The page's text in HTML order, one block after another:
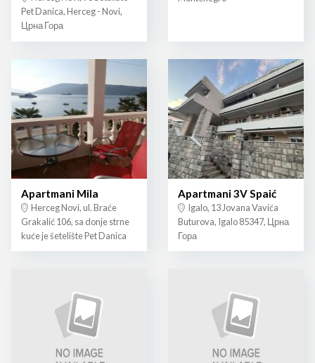
Pet Danica, Herceg - Novi,
Црна Гора
Apartmani Mila
Herceg Novi, ul. Braće
Grakalić 106, sa donje strne
kuće je šetelište Pet Danica
Apartmani 3V Spaić
Igalo, 13 Jovana Vavića
Buturova, Igalo 85347, Црна
Гора